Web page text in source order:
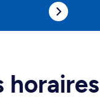
horaires